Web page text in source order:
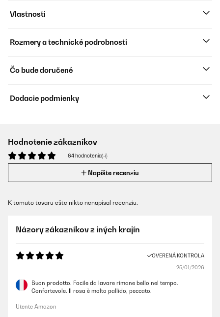
Vlastnosti
Rozmery a technické podrobnosti
Čo bude doručené
Dodacie podmienky
Hodnotenie zákazníkov
64 hodnotenia(-í)
Napíšte recenziu
K tomuto tovaru ešte nikto nenapísal recenziu.
Názory zákazníkov z iných krajín
OVERENÁ KONTROLA
25/01/2026
Buon prodotto. Facile da lavare rimane bello nel tempo.
Confortevole. Il rosa è molto pallido, peccato.
Utente Amazon